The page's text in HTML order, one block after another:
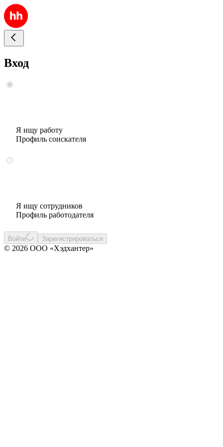
Вход
Я ищу работу
Профиль соискателя
Я ищу сотрудников
Профиль работодателя
Войти Зарегистрироваться
© 2026 ООО «Хэдхантер»